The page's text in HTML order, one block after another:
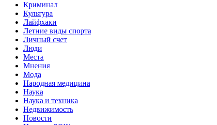
Криминал
Культура
Лайфхаки
Летние виды спорта
Личный счет
Люди
Места
Мнения
Мода
Народная медицина
Наука
Наука и техника
Недвижимость
Новости